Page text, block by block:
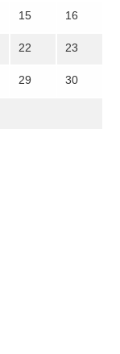
15 16
22 23
29 30